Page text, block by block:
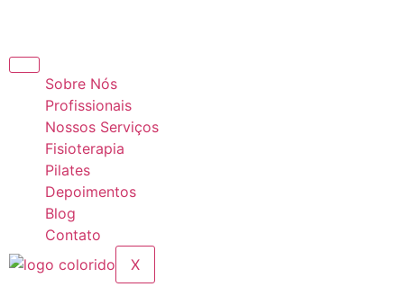
Sobre Nós
Profissionais
Nossos Serviços
Fisioterapia
Pilates
Depoimentos
Blog
Contato
X